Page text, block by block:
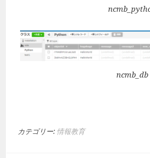
ncmb_db
カテゴリー: 情報教育